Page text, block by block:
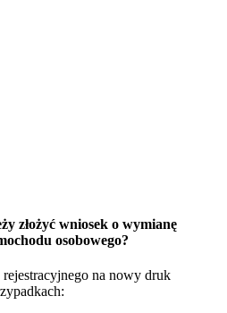
złożyć wniosek o wymianę
osobowego?
na nowy druk